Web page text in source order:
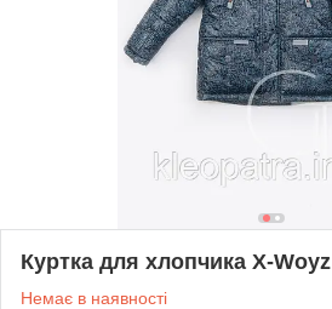
Куртка для хлопчика X-
Немає в наявності